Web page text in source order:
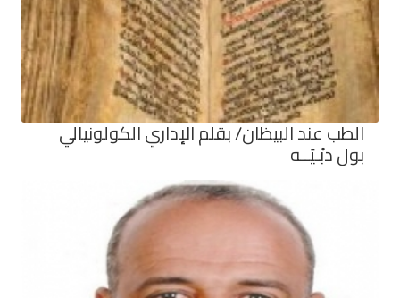
الطب عند البيظان/ بقلم الإداري الكولونيالي
بول دبْـيَــه